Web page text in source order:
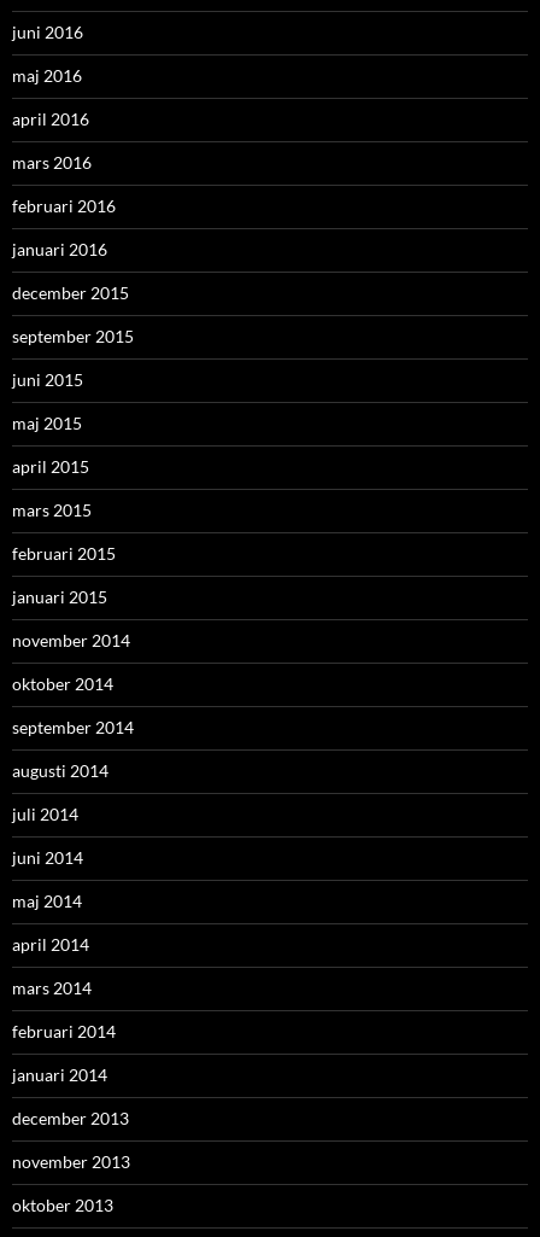
juni 2016
maj 2016
april 2016
mars 2016
februari 2016
januari 2016
december 2015
september 2015
juni 2015
maj 2015
april 2015
mars 2015
februari 2015
januari 2015
november 2014
oktober 2014
september 2014
augusti 2014
juli 2014
juni 2014
maj 2014
april 2014
mars 2014
februari 2014
januari 2014
december 2013
november 2013
oktober 2013